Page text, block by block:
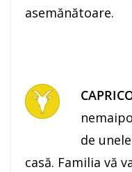
asemănătoare.
de
casă. Familia vă